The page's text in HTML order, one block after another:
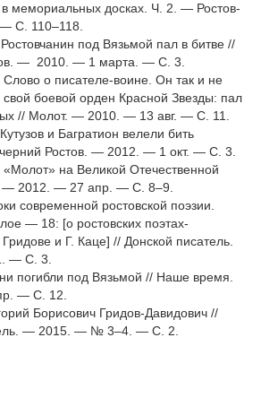
в мемориальных досках. Ч. 2. — Ростов-
С. 110–118.
под Вязьмой пал в битве //
— 2010. — 1 марта. — С. 3.
о писателе-воине. Он так и не
свой боевой орден Красной Звезды: пал
// Молот. — 2010. — 13 авг. — С. 11.
и Багратион велели бить
Ростов. — 2012. — 1 окт. — С. 3.
на Великой Отечественной
— 2012. — 27 апр. — С. 8–9.
современной ростовской поэзии.
— 18: [о ростовских поэтах-
и Г. Каце] // Донской писатель.
— С. 3.
погибли под Вязьмой // Наше время.
— С. 12.
Борисович Гридов-Давидович //
— 2015. — № 3–4. — С. 2.